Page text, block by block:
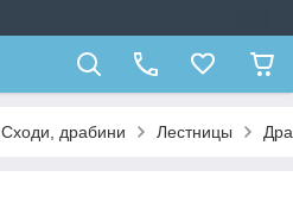
Сходи, драбини Лестницы